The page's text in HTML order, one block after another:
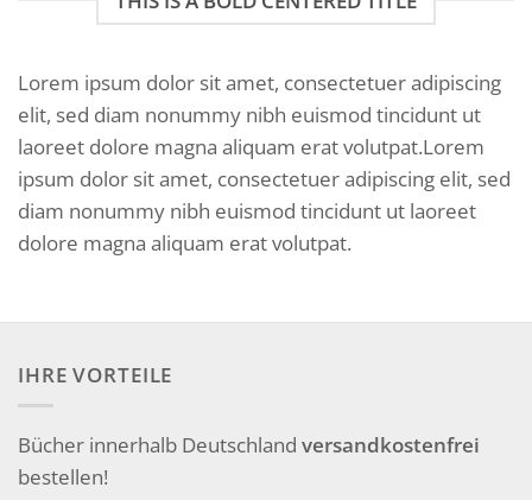
Lorem ipsum dolor sit amet, consectetuer adipiscing
elit, sed diam nonummy nibh euismod tincidunt ut
laoreet dolore magna aliquam erat volutpat.Lorem
ipsum dolor sit amet, consectetuer adipiscing elit, sed
diam nonummy nibh euismod tincidunt ut laoreet
dolore magna aliquam erat volutpat.
IHRE VORTEILE
Bücher innerhalb Deutschland versandkostenfrei
bestellen!